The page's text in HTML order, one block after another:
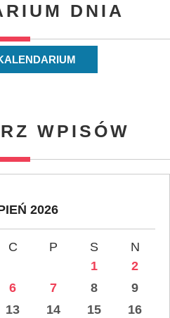
DNIA
WPISÓW
2026
C P S
N
1
2
6 7 8
9
13 14 15
16